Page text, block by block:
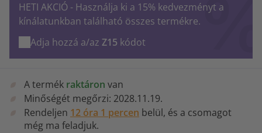
HETI AKCIÓ - Használja ki a 15% kedvezményt a
kínálatunkban található összes termékre.
Adja hozzá a/az Z15 kódot
A termék raktáron van
Minőségét megőrzi: 2028.11.19.
Rendeljen 12 óra 1 percen belül, és a csomagot
még ma feladjuk.